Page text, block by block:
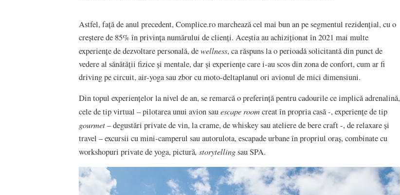
Astfel, față de anul precedent, Complice.ro marchează cel mai bun an pe segmentul rezidențial, cu o
creștere de 85% în privința numărului de clienți. Aceștia au achiziționat în 2021 mai multe
experiențe de dezvoltare personală, dewellness, ca răspuns la o perioadă solicitantă din punct de
vedere al sănătății fizice și mentale, dar și experiențe care i-au scos din zona de confort, cum ar fi
driving pe circuit, air-yoga sau zbor cu moto-deltaplanul ori avionul de mici dimensiuni.
Din topul experiențelor la nivel de an, se remarcă o preferință pentru cadourile ce implică adrenalină,
cele de tip virtual – pilotarea unui avion sauescape roomcreat în propria casă -, experiențe de tip
gourmet– degustări private de vin, la crame, de whiskey sau ateliere de bere craft -, de relaxare și
travel – excursii cu mini-camperul sau autorulota, escapade urbane în propriul oraș, combinate cu
workshopuri private de yoga, pictură, storytellingsau SPA.